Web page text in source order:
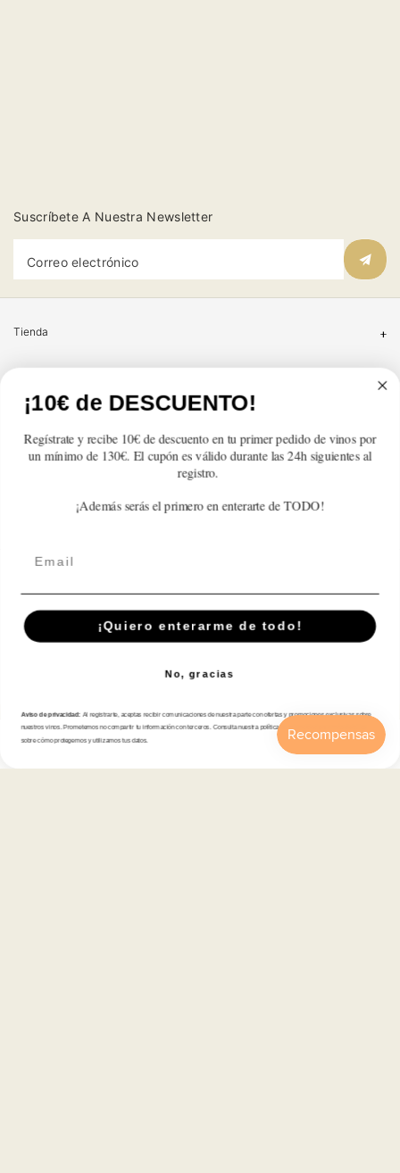
Suscríbete A Nuestra Newsletter
Correo electrónico
Tienda
Información
© 2026,En Copa de Balón -
Disfruta con responsabilidad · No se vende alcohol a menores de 18 años ·
Formas
pago
Cuenta Carrito
¡10€ de DESCUENTO!
Regístrate y recibe 10€ de descuento en tu primer pedido de vinos por
un mínimo de 130€. El cupón es válido durante las 24h siguientes al
registro.
¡Además serás el primero en enterarte de TODO!
¡Quiero enterarme de todo!
No, gracias
Aviso de privacidad: Al registrarte, aceptas recibir comunicaciones de nuestra parte con ofertas y promociones exclusivas sobre
nuestros vinos. Prometemos no compartir tu información con terceros. Consulta nuestra política de privacidad para más detalles
sobre cómo protegemos y utilizamos tus datos.